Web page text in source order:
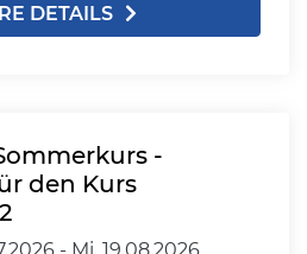
DETAILS
-
den Kurs